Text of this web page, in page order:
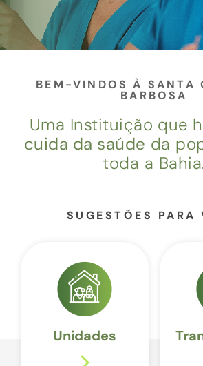
BEM-VINDOS À SANTA
BARBOSA
Uma Instituição que
cuida da saúde da
toda a
SUGESTÕES PARA
Unidades